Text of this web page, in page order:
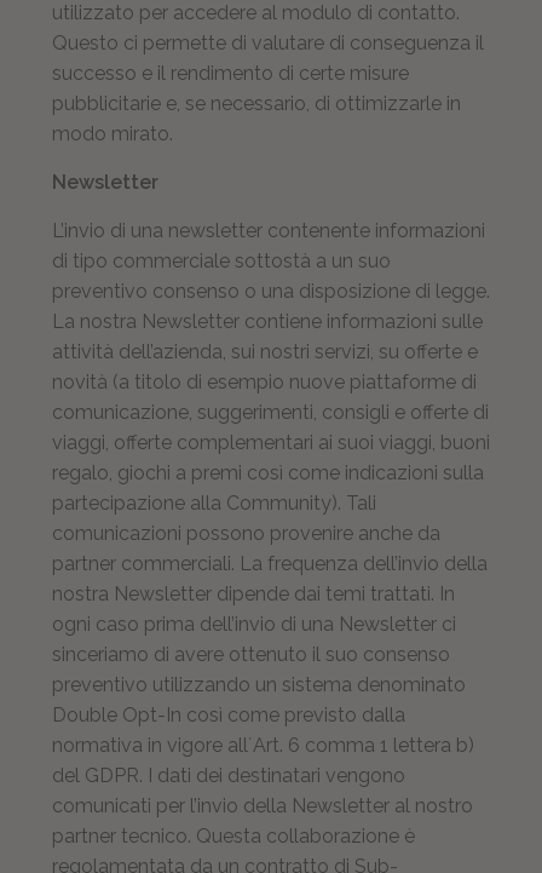
utilizzato per accedere al modulo di contatto.
Questo ci permette di valutare di conseguenza il
successo e il rendimento di certe misure
pubblicitarie e, se necessario, di ottimizzarle in
modo mirato.
Newsletter
L’invio di una newsletter contenente informazioni
di tipo commerciale sottostà a un suo
preventivo consenso o una disposizione di legge.
La nostra Newsletter contiene informazioni sulle
attività dell’azienda, sui nostri servizi, su offerte e
novità (a titolo di esempio nuove piattaforme di
comunicazione, suggerimenti, consigli e offerte di
viaggi, offerte complementari ai suoi viaggi, buoni
regalo, giochi a premi così come indicazioni sulla
partecipazione alla Community). Tali
comunicazioni possono provenire anche da
partner commerciali. La frequenza dell’invio della
nostra Newsletter dipende dai temi trattati. In
ogni caso prima dell’invio di una Newsletter ci
sinceriamo di avere ottenuto il suo consenso
preventivo utilizzando un sistema denominato
Double Opt-In così come previsto dalla
normativa in vigore all´Art. 6 comma 1 lettera b)
del GDPR. I dati dei destinatari vengono
comunicati per l’invio della Newsletter al nostro
partner tecnico. Questa collaborazione è
regolamentata da un contratto di Sub-